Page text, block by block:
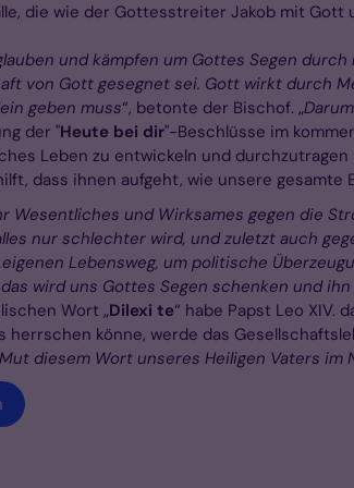
die wie der Gottesstreiter Jakob mit
und kämpfen um Gottes Segen
von Gott gesegnet sei. Gott wirkt durch
geben muss“, betonte der Bischof. „
der "Heute bei dir"-Beschlüsse im
Leben zu entwickeln und
dass ihnen aufgeht, wie unsere gesamte
Wesentliches und Wirksames gegen die
nur schlechter wird, und zuletzt auch
Lebensweg, um politische
wird uns Gottes Segen schenken und
Wort „Dilexi te“ habe Papst Leo XIV.
herrschen könne, werde das
diesem Wort unseres Heiligen Vaters im